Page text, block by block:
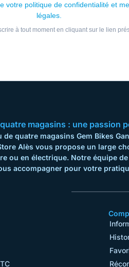
votre politique de confidentialité et
légales.
à tout moment en cliquant sur le lien
magasins : une passion
de quatre magasins Gem Bikes
Alès vous propose un large
ou en électrique. Notre équipe
accompagner pour votre